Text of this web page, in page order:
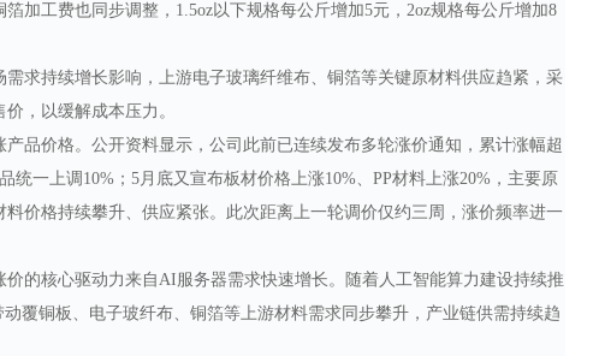
加工费也同步调整，1.5oz以下规格每公斤增加5元，2oz规格每公斤增加8
求持续增长影响，上游电子玻璃纤维布、铜箔等关键原材料供应趋紧，采
，以缓解成本压力。
品价格。公开资料显示，公司此前已连续发布多轮涨价通知，累计涨幅超
统一上调10%；5月底又宣布板材价格上涨10%、PP材料上涨20%，主要原
价格持续攀升、供应紧张。此次距离上一轮调价仅约三周，涨价频率进一
的核心驱动力来自AI服务器需求快速增长。随着人工智能算力建设持续推
覆铜板、电子玻纤布、铜箔等上游材料需求同步攀升，产业链供需持续趋